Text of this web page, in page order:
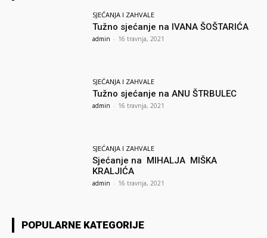
SJEĆANJA I ZAHVALE
Tužno sjećanje na IVANA ŠOŠTARIĆA
admin - 16 travnja, 2021
SJEĆANJA I ZAHVALE
Tužno sjećanje na ANU ŠTRBULEC
admin - 16 travnja, 2021
SJEĆANJA I ZAHVALE
Sjećanje na MIHALJA MIŠKA
KRALJIĆA
admin - 16 travnja, 2021
POPULARNE KATEGORIJE